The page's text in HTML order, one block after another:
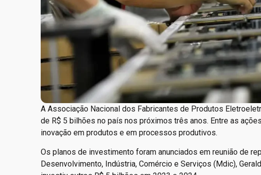
A Associação Nacional dos Fabricantes de Produtos
de R$ 5 bilhões no país nos próximos três anos. Entre as
inovação em produtos e em processos produtivos.
Os planos de investimento foram anunciados em reunião de
Desenvolvimento, Indústria, Comércio e Serviços (Mdic),